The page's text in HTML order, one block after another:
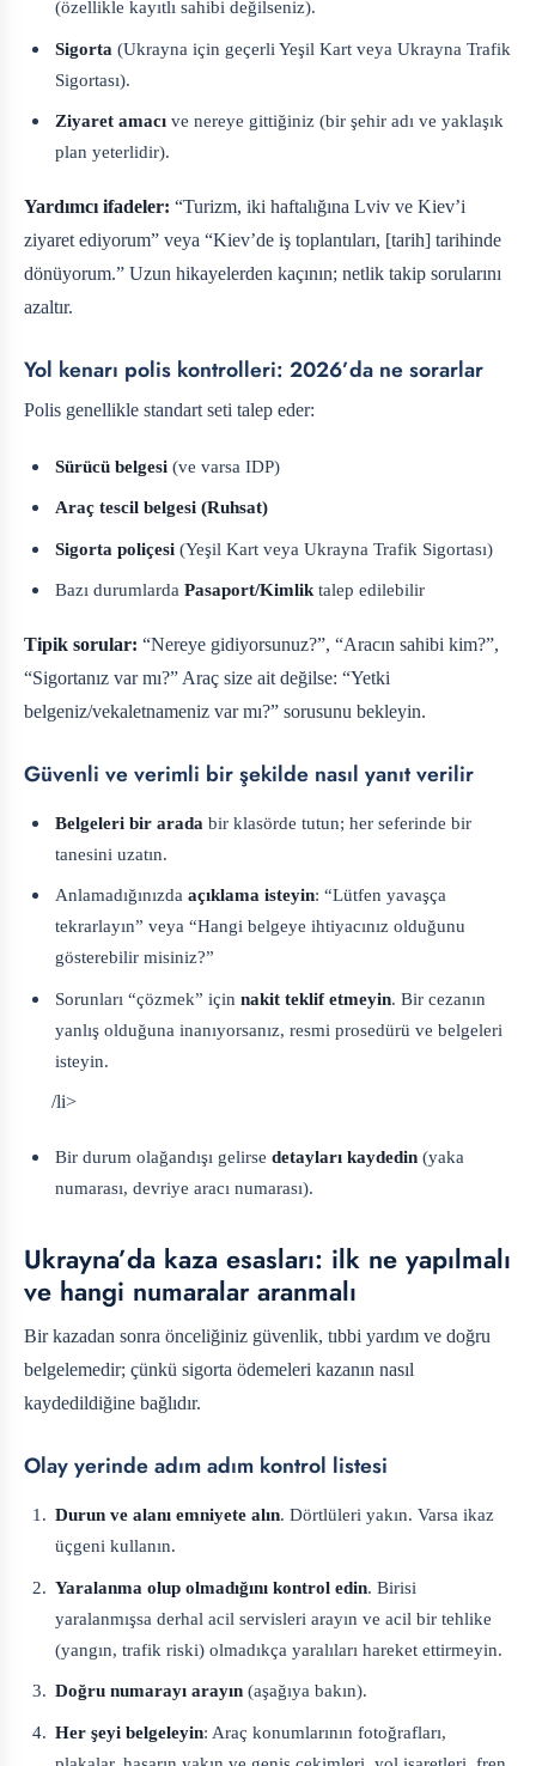
(özellikle kayıtlı sahibi değilseniz).
Sigorta (Ukrayna için geçerli Yeşil Kart veya Ukrayna Trafik
Sigortası).
Ziyaret amacı ve nereye gittiğiniz (bir şehir adı ve yaklaşık
plan yeterlidir).
Yardımcı ifadeler: “Turizm, iki haftalığına Lviv ve Kiev’i
ziyaret ediyorum” veya “Kiev’de iş toplantıları, [tarih] tarihinde
dönüyorum.” Uzun hikayelerden kaçının; netlik takip sorularını
azaltır.
Yol kenarı polis kontrolleri: 2026’da ne sorarlar
Polis genellikle standart seti talep eder:
Sürücü belgesi (ve varsa IDP)
Araç tescil belgesi (Ruhsat)
Sigorta poliçesi (Yeşil Kart veya Ukrayna Trafik Sigortası)
Bazı durumlardaPasaport/Kimlik talep edilebilir
Tipik sorular: “Nereye gidiyorsunuz?”, “Aracın sahibi kim?”,
“Sigortanız var mı?” Araç size ait değilse: “Yetki
belgeniz/vekaletnameniz var mı?” sorusunu bekleyin.
Güvenli ve verimli bir şekilde nasıl yanıt verilir
Belgeleri bir arada bir klasörde tutun; her seferinde bir
tanesini uzatın.
Anlamadığınızdaaçıklama isteyin: “Lütfen yavaşça
tekrarlayın” veya “Hangi belgeye ihtiyacınız olduğunu
gösterebilir misiniz?”
Sorunları “çözmek” içinnakit teklif etmeyin. Bir cezanın
yanlış olduğuna inanıyorsanız, resmi prosedürü ve belgeleri
isteyin.
/li>
Bir durum olağandışı gelirsedetayları kaydedin (yaka
numarası, devriye aracı numarası).
Ukrayna’da kaza esasları: ilk ne yapılmalı
ve hangi numaralar aranmalı
Bir kazadan sonra önceliğiniz güvenlik, tıbbi yardım ve doğru
belgelemedir; çünkü sigorta ödemeleri kazanın nasıl
kaydedildiğine bağlıdır.
Olay yerinde adım adım kontrol listesi
Durun ve alanı emniyete alın. Dörtlüleri yakın. Varsa ikaz
üçgeni kullanın.
Yaralanma olup olmadığını kontrol edin. Birisi
yaralanmışsa derhal acil servisleri arayın ve acil bir tehlike
(yangın, trafik riski) olmadıkça yaralıları hareket ettirmeyin.
Doğru numarayı arayın (aşağıya bakın).
Her şeyi belgeleyin: Araç konumlarının fotoğrafları,